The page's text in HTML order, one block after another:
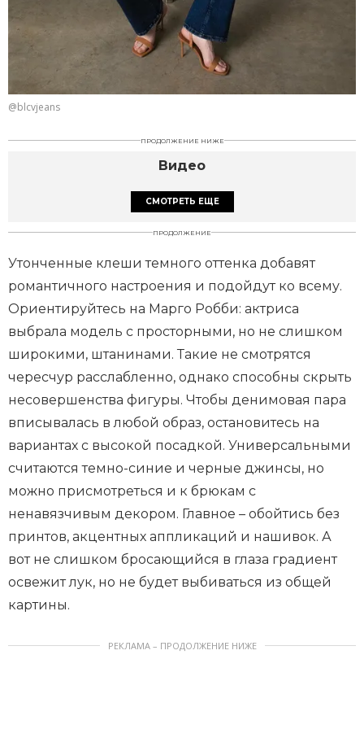
@blcvjeans
ПРОДОЛЖЕНИЕ НИЖЕ
Видео
СМОТРЕТЬ ЕЩЕ
ПРОДОЛЖЕНИЕ
Утонченные клеши темного оттенка добавят
романтичного настроения и подойдут ко всему.
Ориентируйтесь на Марго Робби: актриса
выбрала модель с просторными, но не слишком
широкими, штанинами. Такие не смотрятся
чересчур расслабленно, однако способны скрыть
несовершенства фигуры. Чтобы денимовая пара
вписывалась в любой образ, остановитесь на
вариантах с высокой посадкой. Универсальными
считаются темно-синие и черные джинсы, но
можно присмотреться и к брюкам с
ненавязчивым декором. Главное – обойтись без
принтов, акцентных аппликаций и нашивок. А
вот не слишком бросающийся в глаза градиент
освежит лук, но не будет выбиваться из общей
картины.
РЕКЛАМА – ПРОДОЛЖЕНИЕ НИЖЕ